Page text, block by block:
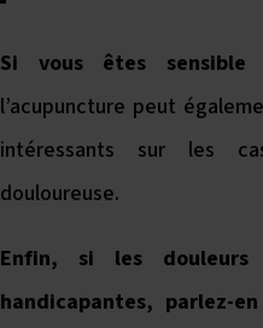
Si vous êtes
l’acupuncture peut
intéressants sur les
douloureuse.
Enfin, si les
handicapantes, parlez-